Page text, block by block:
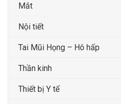
Mắt
Nội tiết
Tai Mũi Họng – Hô hấp
Thần kinh
Thiết bị Y tế